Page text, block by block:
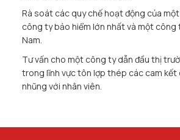
Rà soát các quy chế hoạt động của
công ty bảo hiểm lớn nhất và một công
Nam.
Tư vấn cho một công ty dẫn đầu thị
trong lĩnh vực tôn lợp thép các cam kết
nhũng với nhân viên.